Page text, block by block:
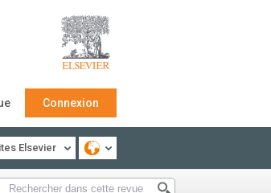
Connexion
Elsevier